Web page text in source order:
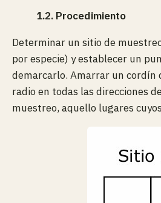
1.2. Procedimiento
Determinar un sitio de
por especie) y establecer un
demarcarlo. Amarrar un cordín
radio en todas las direcciones
muestreo, aquello lugares